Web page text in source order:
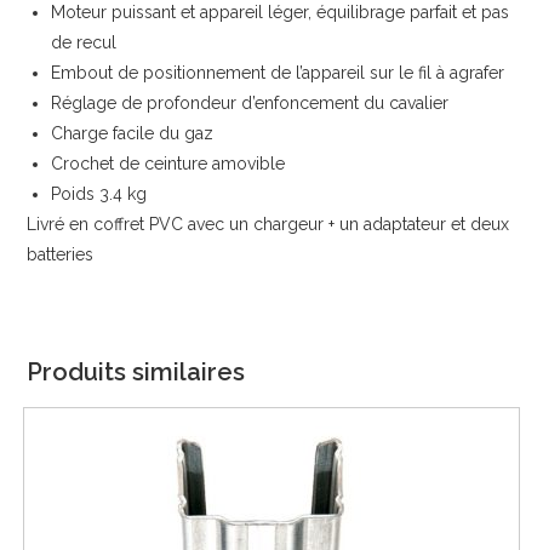
Moteur puissant et appareil léger, équilibrage parfait et pas
de recul
Embout de positionnement de l’appareil sur le fil à agrafer
Réglage de profondeur d’enfoncement du cavalier
Charge facile du gaz
Crochet de ceinture amovible
Poids 3.4 kg
Livré en coffret PVC avec un chargeur + un adaptateur et deux
batteries
Produits similaires